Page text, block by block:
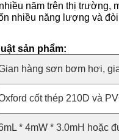
năm trên thị trường,
nhiều năng lượng và
sản phẩm:
hàng sơn bơm hơi,
cốt thép 210D và
* 4mW * 3.0mH hoặc